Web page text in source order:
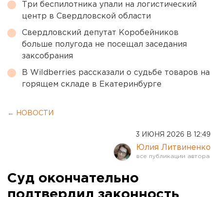
Три беспилотника упали на логистический
центр в Свердловской области
Свердловский депутат Коробейников
больше полугода не посещал заседания
заксобрания
В Wildberries рассказали о судьбе товаров на
горящем складе в Екатеринбурге
← НОВОСТИ
3 ИЮНЯ 2026 В 12:49
Юлия Литвиненко
Суд окончательно
подтвердил законность